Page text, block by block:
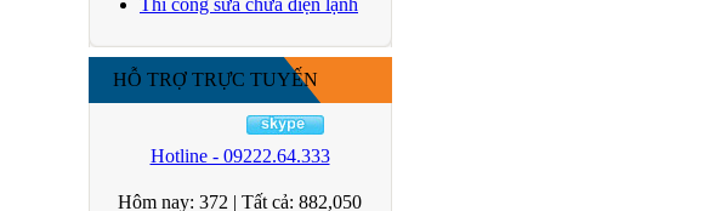
Thi công sửa chữa điện lạnh
HỖ TRỢ TRỰC TUYẾN
Hotline - 09222.64.333
Hôm nay: 372 | Tất cả: 882,050